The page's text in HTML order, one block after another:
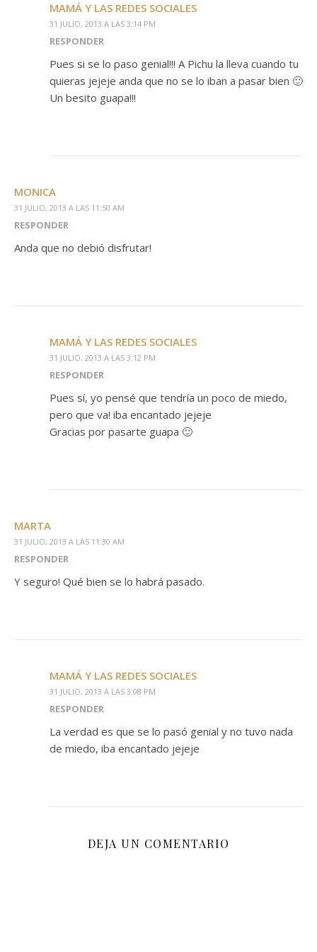
MAMÁ Y LAS REDES SOCIALES
31 JULIO, 2013 A LAS 3:14 PM
RESPONDER
Pues si se lo paso genial!!! A Pichu la lleva cuando tu
quieras jejeje anda que no se lo iban a pasar bien 🙂
Un besito guapa!!!
MONICA
31 JULIO, 2013 A LAS 11:50 AM
RESPONDER
Anda que no debió disfrutar!
MAMÁ Y LAS REDES SOCIALES
31 JULIO, 2013 A LAS 3:12 PM
RESPONDER
Pues sí, yo pensé que tendría un poco de miedo,
pero que va! iba encantado jejeje
Gracias por pasarte guapa 🙂
MARTA
31 JULIO, 2013 A LAS 11:30 AM
RESPONDER
Y seguro! Qué bien se lo habrá pasado.
MAMÁ Y LAS REDES SOCIALES
31 JULIO, 2013 A LAS 3:08 PM
RESPONDER
La verdad es que se lo pasó genial y no tuvo nada
de miedo, iba encantado jejeje
DEJA UN COMENTARIO